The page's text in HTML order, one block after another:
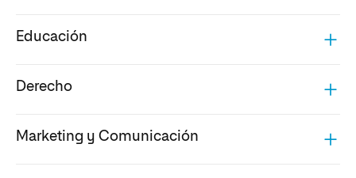
Educación
Derecho
Marketing y Comunicación